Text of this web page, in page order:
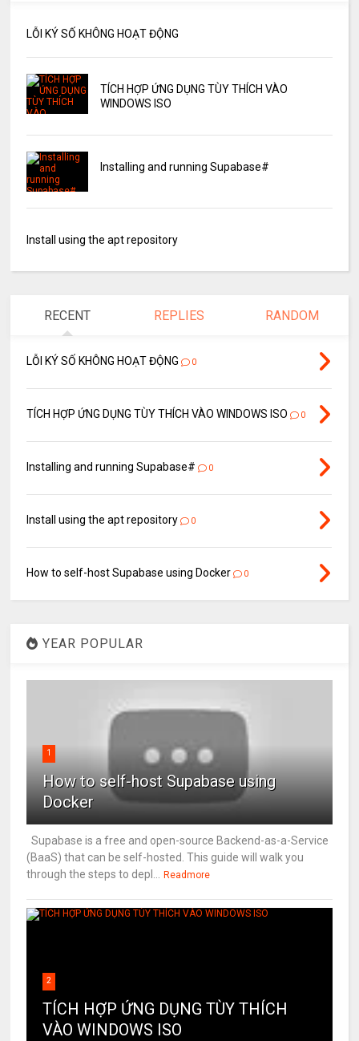
LỖI KÝ SỐ KHÔNG HOẠT ĐỘNG
TÍCH HỢP ỨNG DỤNG TÙY THÍCH VÀO
WINDOWS ISO
Installing and running Supabase#
Install using the apt repository
RECENT REPLIES RANDOM
LỖI KÝ SỐ KHÔNG HOẠT ĐỘNG 0
TÍCH HỢP ỨNG DỤNG TÙY THÍCH VÀO WINDOWS ISO 0
Installing and running Supabase# 0
Install using the apt repository 0
How to self-host Supabase using Docker 0
YEAR POPULAR
1
How to self-host Supabase using
Docker
Supabase is a free and open-source Backend-as-a-Service
(BaaS) that can be self-hosted. This guide will walk you
through the steps to depl... Readmore
2
TÍCH HỢP ỨNG DỤNG TÙY THÍCH
VÀO WINDOWS ISO